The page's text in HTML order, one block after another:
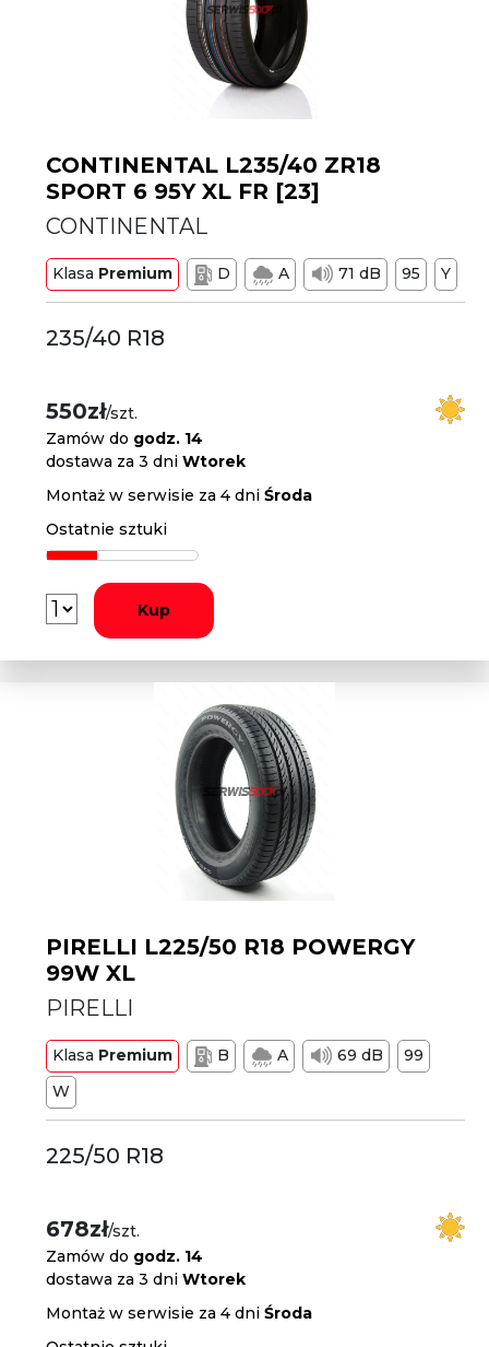
CONTINENTAL L235/40 ZR18
SPORT 6 95Y XL FR [23]
CONTINENTAL
Klasa Premium D A 71 dB 95 Y
235/40 R18
550zł/szt.
Zamów do godz. 14
dostawa za 3 dniWtorek
Montaż w serwisie za 4 dniŚroda
Ostatnie sztuki
Kup
PIRELLI L225/50 R18 POWERGY
99W XL
PIRELLI
Klasa Premium B A 69 dB
99
W
225/50 R18
678zł/szt.
Zamów do godz. 14
dostawa za 3 dniWtorek
Montaż w serwisie za 4 dniŚroda